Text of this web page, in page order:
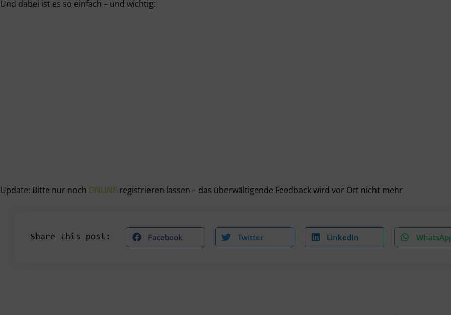
Und dabei ist es so einfach – und wichtig:
Update: Bitte nur noch ONLINE registrieren lassen – das überwältigende Feedback wird vor Ort nicht mehr
Share this post: Facebook Twitter LinkedIn